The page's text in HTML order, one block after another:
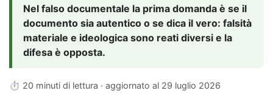
Nel falso documentale la prima domanda è se il
documento sia autentico o se dica il vero: falsità
materiale e ideologica sono reati diversi e la
difesa è opposta.
⏱ 20 minuti di lettura · aggiornato al 29 luglio 2026